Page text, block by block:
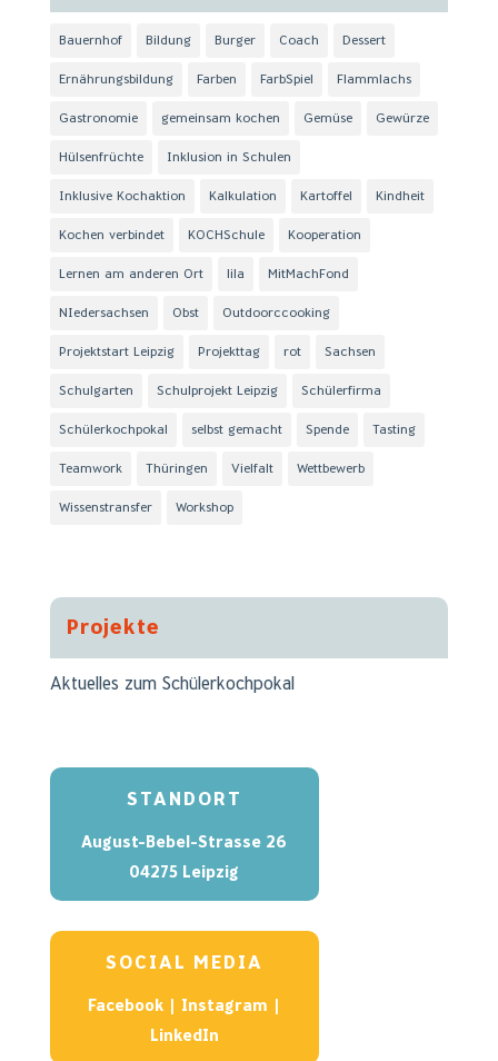
Bauernhof Bildung Burger Coach Dessert
Ernährungsbildung Farben FarbSpiel Flammlachs
Gastronomie gemeinsam kochen Gemüse Gewürze
Hülsenfrüchte Inklusion in Schulen
Inklusive Kochaktion Kalkulation Kartoffel Kindheit
Kochen verbindet KOCHSchule Kooperation
Lernen am anderen Ort lila MitMachFond
NIedersachsen Obst Outdoorccooking
Projektstart Leipzig Projekttag rot Sachsen
Schulgarten Schulprojekt Leipzig Schülerfirma
Schülerkochpokal selbst gemacht Spende Tasting
Teamwork Thüringen Vielfalt Wettbewerb
Wissenstransfer Workshop
Projekte
Aktuelles zum Schülerkochpokal
STANDORT
August-Bebel-Strasse 26
04275 Leipzig
SOCIAL MEDIA
Facebook| Instagram
LinkedIn